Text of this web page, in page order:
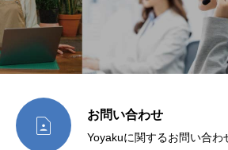
 お問い合わせ
Yoyakuに関するお問い合わ